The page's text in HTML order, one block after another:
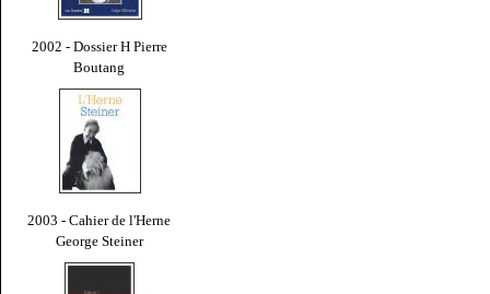
2002 - Dossier H Pierre
Boutang
2003 - Cahier de l'Herne
George Steiner